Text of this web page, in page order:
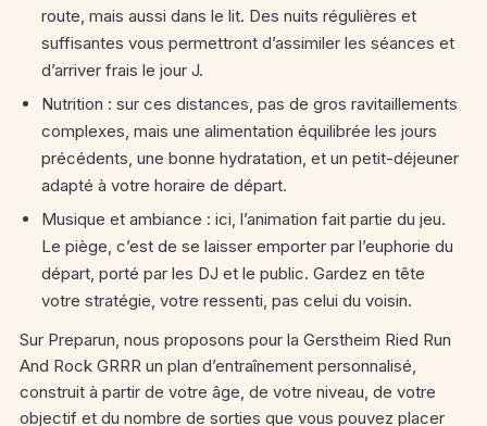
route, mais aussi dans le lit. Des nuits régulières et
suffisantes vous permettront d’assimiler les séances et
d’arriver frais le jour J.
Nutrition : sur ces distances, pas de gros ravitaillements
complexes, mais une alimentation équilibrée les jours
précédents, une bonne hydratation, et un petit-déjeuner
adapté à votre horaire de départ.
Musique et ambiance : ici, l’animation fait partie du jeu.
Le piège, c’est de se laisser emporter par l’euphorie du
départ, porté par les DJ et le public. Gardez en tête
votre stratégie, votre ressenti, pas celui du voisin.
Sur Preparun, nous proposons pour la Gerstheim Ried Run
And Rock GRRR un plan d’entraînement personnalisé,
construit à partir de votre âge, de votre niveau, de votre
objectif et du nombre de sorties que vous pouvez placer